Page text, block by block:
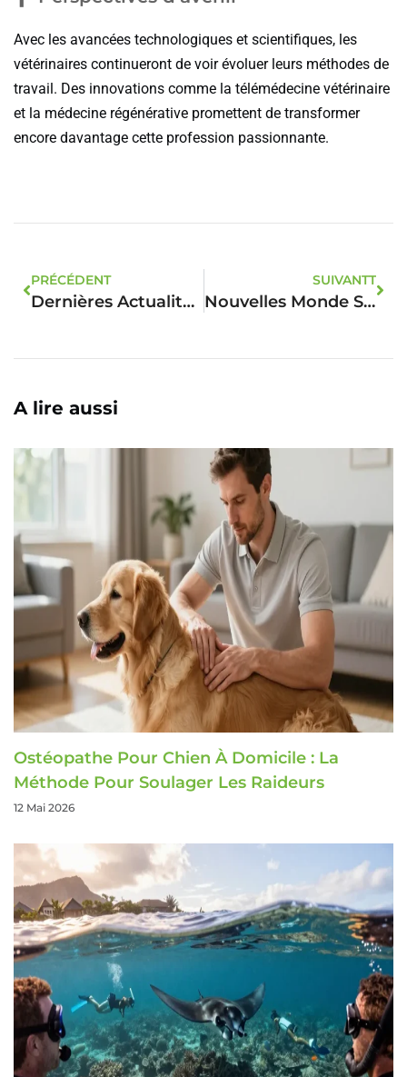
Avec les avancées technologiques et scientifiques, les
vétérinaires continueront de voir évoluer leurs méthodes de
travail. Des innovations comme la télémédecine vétérinaire
et la médecine régénérative promettent de transformer
encore davantage cette profession passionnante.
PRÉCÉDENT
Dernières Actualités Du Monde Animalier
SUIVANTT
Nouvelles Monde Sauvage: Les Animaux En Vedette Aujourd’hui
A lire aussi
Ostéopathe Pour Chien À Domicile : La
Méthode Pour Soulager Les Raideurs
12 Mai 2026